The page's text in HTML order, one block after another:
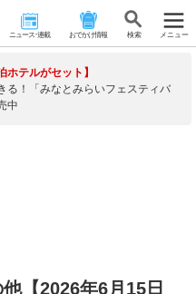
ニュース･連載 おでかけ情報 検 索 メニュー
ホテルがセット】
る！「みなとみらいフェスティバ
中
【2026年6月15日